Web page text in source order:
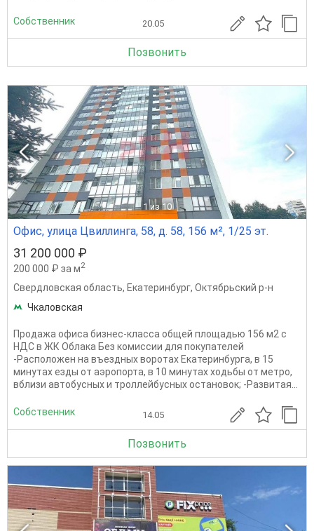
Собственник 20.05
Позвонить
1 из 10
Офис, улица Цвиллинга, 58, д. 58, 156 м², 1/25 эт.
31 200 000 ₽
200 000 ₽ за м2
Свердловская область, Екатеринбург, Октябрьский р-н
Чкаловская
Продажа офиса бизнес-класса общей площадью 156 м2 с
НДС в ЖК Облака Без комиссии для покупателей
-Расположен на въездных воротах Екатеринбурга, в 15
минутах езды от аэропорта, в 10 минутах ходьбы от метро,
вблизи автобусных и троллейбусных остановок; -Развитая...
Собственник 14.05
Позвонить